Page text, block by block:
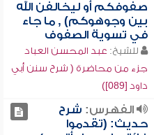
صفوفكم أو ليخالفن الله
بين وجوهوكم) , ما جاء
في تسوية الصفوف
للشيخ: عبد المحسن العباد
جزء من محاضرة ( شرح سنن أبي
داود [089])
الفهرس: شرح
حديث: (تقدموا